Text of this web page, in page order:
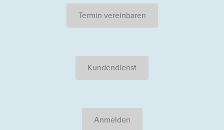
Termin vereinbaren
Kundendienst
Anmelden